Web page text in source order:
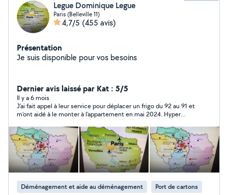
Legue Dominique Legue
Paris (Belleville 11)
4,7/5 (455 avis)
Présentation
Je suis disponible pour vos besoins
Dernier avis laissé par Kat : 5/5
Il y a 6 mois
J’ai fait appel à leur service pour déplacer un frigo du 92 au 91 et
m’ont aidé à le monter à l’appartement en mai 2024. Hyper
Déménagement et aide au déménagement Port de cartons